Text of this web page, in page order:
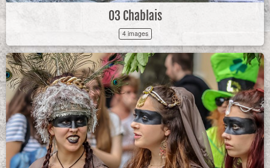
03 Chablais
4 images